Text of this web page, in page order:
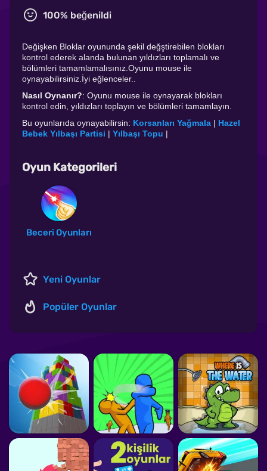
100% beğenildi
Değişken Bloklar oyununda şekil değştirebilen blokları
kontrol ederek alanda bulunan yıldızları toplamalı ve
bölümleri tamamlamalısınız.Oyunu mouse ile
oynayabilirsiniz.İyi eğlenceler..
Nasıl Oynanır?: Oyunu mouse ile oynayarak blokları
kontrol edin, yıldızları toplayın ve bölümleri tamamlayın.
Bu oyunlarıda oynayabilirsin: Korsanları Yağmala | Hazel
Bebek Yılbaşı Partisi | Yılbaşı Topu |
Oyun Kategorileri
Beceri Oyunları
Yeni Oyunlar
Popüler Oyunlar